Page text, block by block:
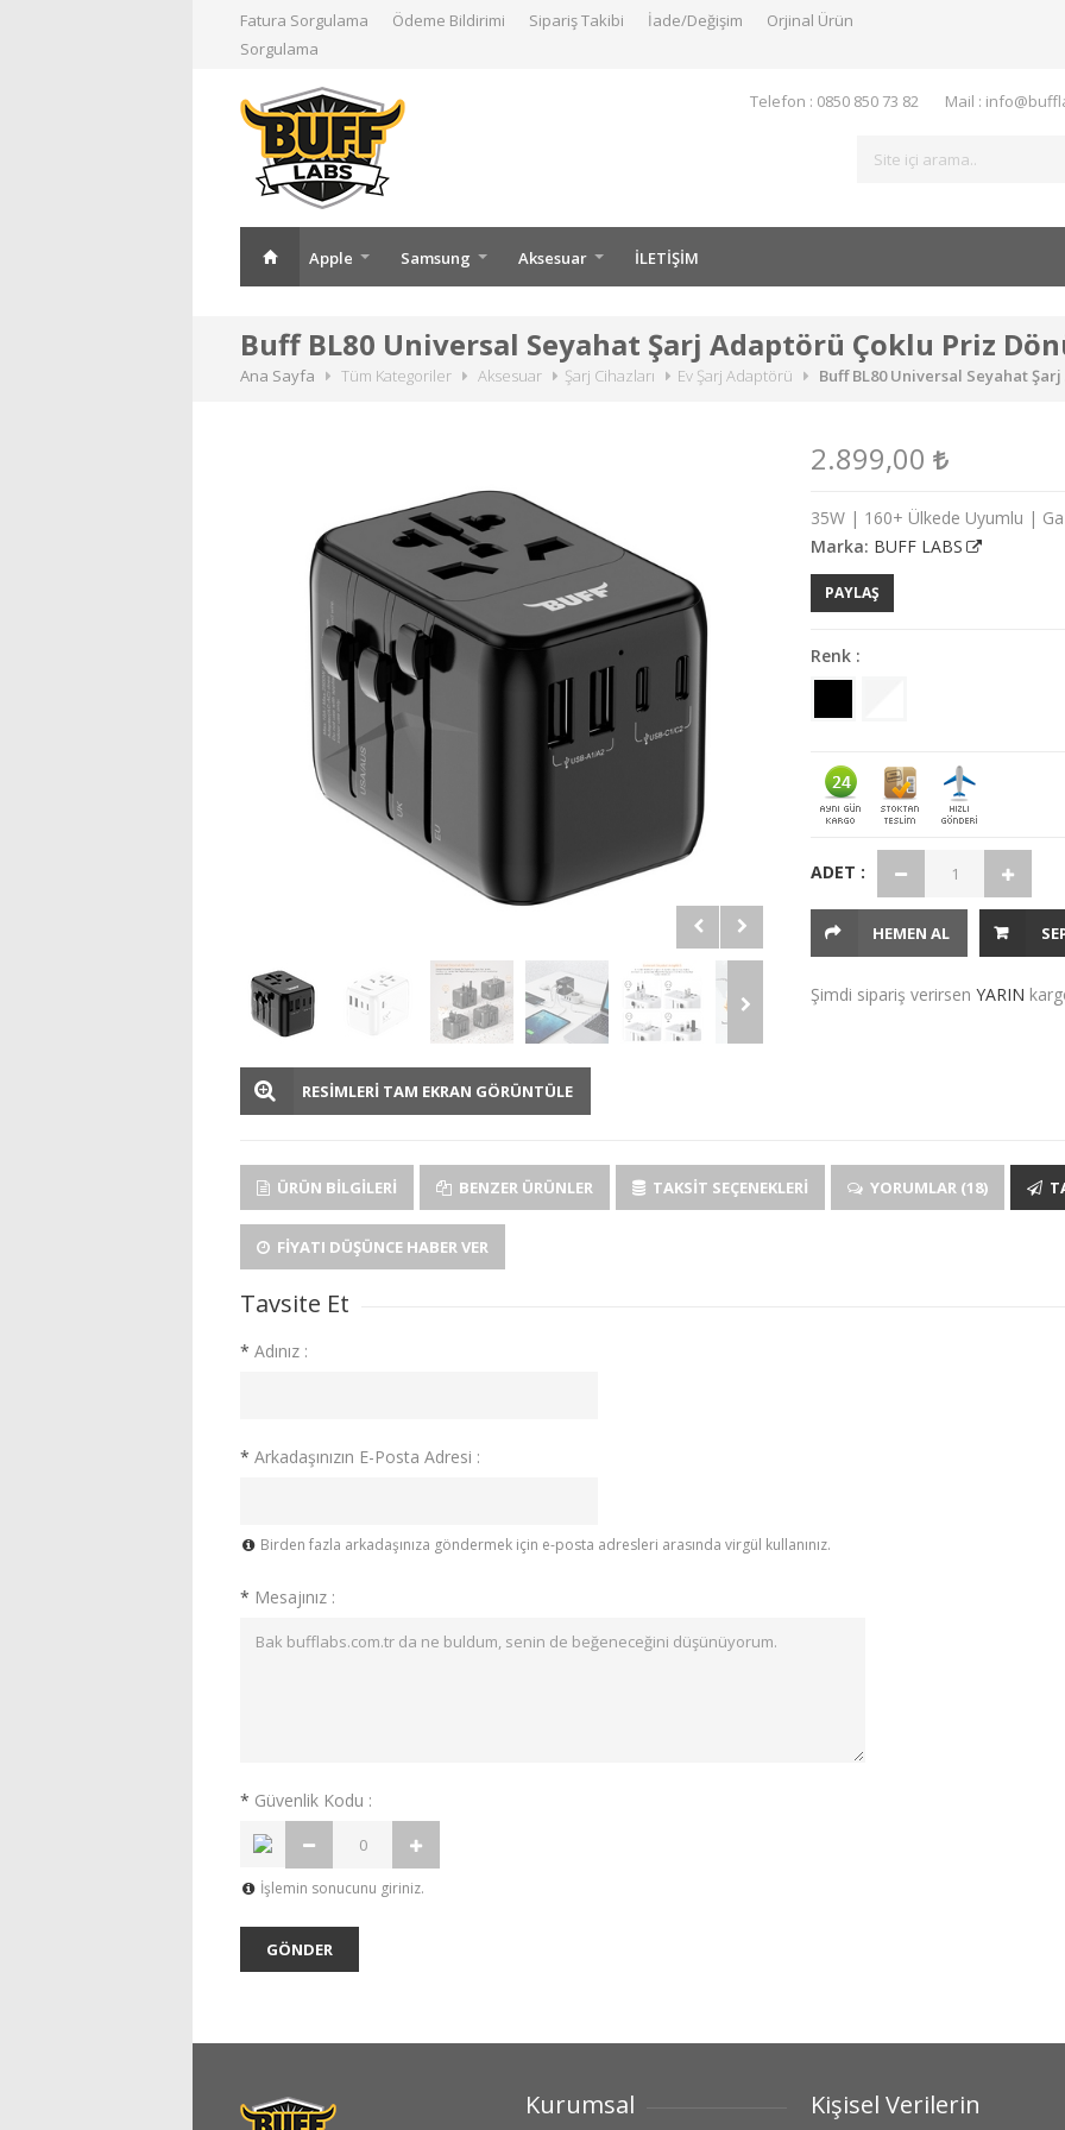
Fatura Sorgulama Ödeme Bildirimi Sipariş Takibi İade/Değişim
Orjinal Ürün
Sorgulama
Telefon : 0850 850 73 82 Mail :
Apple Samsung Aksesuar İLETİŞİM
Buff BL80 Universal Seyahat Şarj Adaptörü Çoklu Priz
Ana Sayfa Tüm Kategoriler Aksesuar Şarj Cihazları Ev Şarj Adaptörü Buff BL80 Universal Seyahat
RESİMLERİ TAM EKRAN GÖRÜNTÜLE
2.899,00
35W | 160+ Ülkede Uyumlu |
Marka: BUFF LABS
PAYLAŞ
Renk :
ADET :
HEMEN AL
Şimdi sipariş verirsen YARIN
ÜRÜN BILGILERI BENZER ÜRÜNLER TAKSIT SEÇENEKLERI YORUMLAR (18)
FIYATI DÜŞÜNCE HABER VER
Tavsite Et
* Adınız :
* Arkadaşınızın E-Posta Adresi :
Birden fazla arkadaşınıza göndermek için e-posta adresleri arasında virgül kullanınız.
* Mesajınız :
* Güvenlik Kodu :
İşlemin sonucunu giriniz.
Kurumsal
Kişisel Verilerin